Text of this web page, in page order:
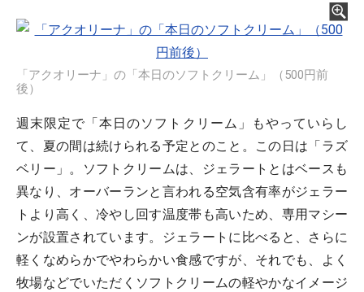
「アクオリーナ」の「本日のソフトクリーム」（500円前
後）
週末限定で「本日のソフトクリーム」もやっていらし
て、夏の間は続けられる予定とのこと。この日は「ラズ
ベリー」。ソフトクリームは、ジェラートとはベースも
異なり、オーバーランと言われる空気含有率がジェラー
トより高く、冷やし回す温度帯も高いため、専用マシー
ンが設置されています。ジェラートに比べると、さらに
軽くなめらかでやわらかい食感ですが、それでも、よく
牧場などでいただくソフトクリームの軽やかなイメージ